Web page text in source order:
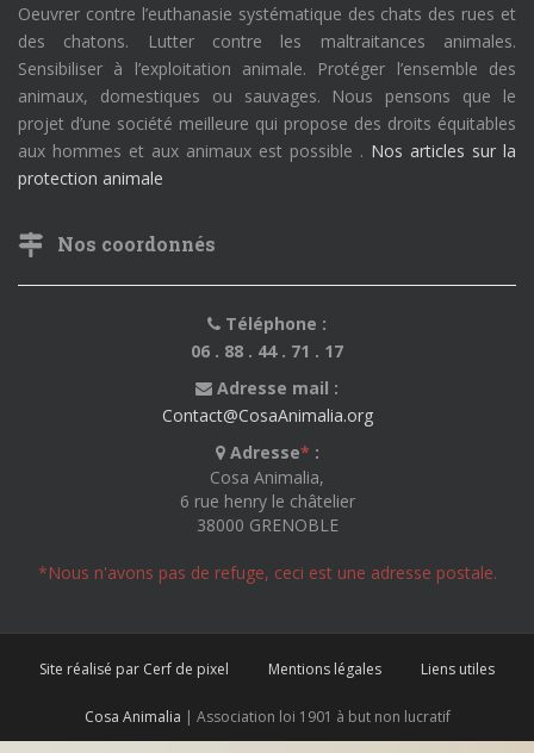
Oeuvrer contre l’euthanasie systématique des chats des rues et
des chatons. Lutter contre les maltraitances animales.
Sensibiliser à l’exploitation animale. Protéger l’ensemble des
animaux, domestiques ou sauvages. Nous pensons que le
projet d’une société meilleure qui propose des droits équitables
aux hommes et aux animaux est possible . Nos articles sur la
protection animale
Nos coordonnés
Téléphone :
06 . 88 . 44 . 71 . 17
Adresse mail :
Contact@CosaAnimalia.org
Adresse* :
Cosa Animalia,
6 rue henry le châtelier
38000 GRENOBLE
*Nous n'avons pas de refuge, ceci est une adresse postale.
Site réalisé par Cerf de pixel Mentions légales Liens utiles
Cosa Animalia | Association loi 1901 à but non lucratif